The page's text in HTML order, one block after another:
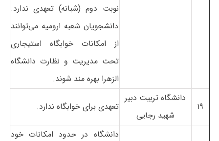
نوبت دوم (شبانه) تعهدی ندارد.
دانشجویان شعبه ارومیه می‌توانند
از امکانات خوابگاه استیجاری
تحت مدیریت و نظارت دانشگاه
الزهرا بهره مند شوند.
۱۹
دانشگاه تربیت دبیر
شهید رجایی
تعهدی برای خوابگاه ندارد.
دانشگاه در حدود امکانات خود